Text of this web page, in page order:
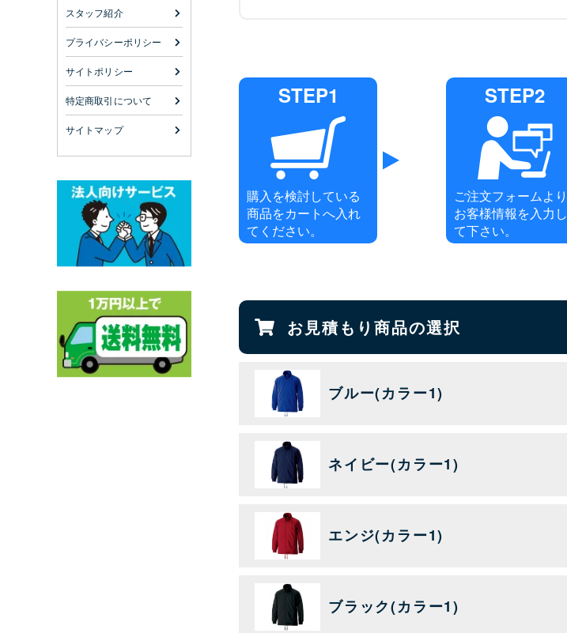
スタッフ紹介
プライバシーポリシー
サイトポリシー
特定商取引について
サイトマップ
STEP1
購入を検討している
商品をカートへ入れ
てください。
STEP2
ご注文フォームより
お客様情報を入力し
て下さい。
お見積もり商品の選択
ブルー(カラー1)
ネイビー(カラー1)
エンジ(カラー1)
ブラック(カラー1)